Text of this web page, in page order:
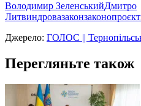
Володимир ЗеленськийДмитро
Литвиндровазаконзаконопроєкт
Джерело: ГОЛОС ||
Перегляньте також